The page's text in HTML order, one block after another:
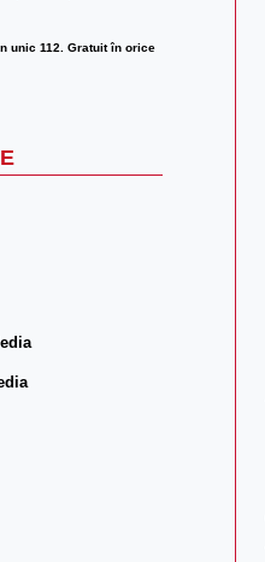
unic 112. Gratuit în orice